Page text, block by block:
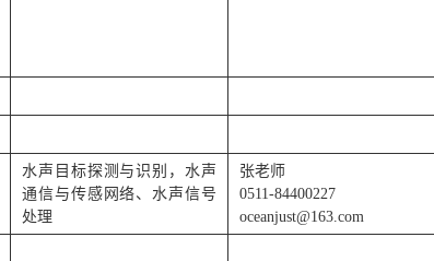
水声目标探测与识别，水声
通信与传感网络、水声信号
处理
张老师
0511-84400227
oceanjust@163.com